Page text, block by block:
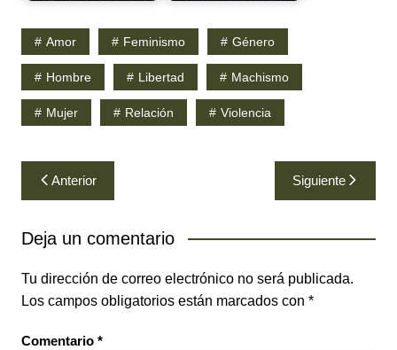
Amor Feminismo Género
Hombre Libertad Machismo
Mujer Relación Violencia
Navegación
de
entradas
Anterior Siguiente
Deja un comentario
Tu dirección de correo electrónico no será publicada.
Los campos obligatorios están marcados con *
Comentario *